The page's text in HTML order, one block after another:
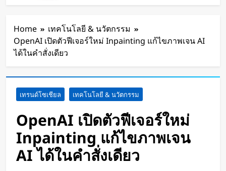
จากโชว์เทคโนโลยีสู่การทำงานจริง
20 ชั่วโมง Ago
Center ลอยน้ำ ใช้พลังงานจากคลื่น
ทะเลผลิตไฟฟ้า และใช้น้ำทะเลช่วย
ระบายความร้อน
20 ชั่วโมง Ago
จีนเปิดตัว “xianglong” เครื่องขุดอุ
โมงค์ไฮบริด เจาะ-ระเบิดหิน เครื่อง
แรกของโลก
22 ชั่วโมง Ago
Google DeepMind เปิดตัว Weather
Lab แพลตฟอร์ม AI สำหรับคาด
Home
เทคโนโลยี & นวัตกรรม
OpenAI เปิดตัวฟีเจอร์ใหม่ Inpainting แก้ไขภาพเจน AI
ได้ในคำสั่งเดียว
เทรนด์โซเชียล เทคโนโลยี & นวัตกรรม
OpenAI เปิดตัวฟีเจอร์ใหม่
Inpainting แก้ไขภาพเจน
AI ได้ในคำสั่งเดียว